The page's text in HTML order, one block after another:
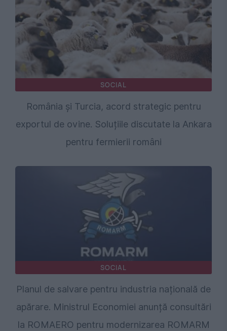
SOCIAL
România și Turcia, acord strategic pentru
exportul de ovine. Soluțiile discutate la Ankara
pentru fermierii români
SOCIAL
Planul de salvare pentru industria națională de
apărare. Ministrul Economiei anunță consultări
la ROMAERO pentru modernizarea ROMARM